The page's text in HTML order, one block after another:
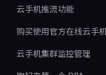
云手机推流功能
购买使用官方在线云手
云手机集群监控管理